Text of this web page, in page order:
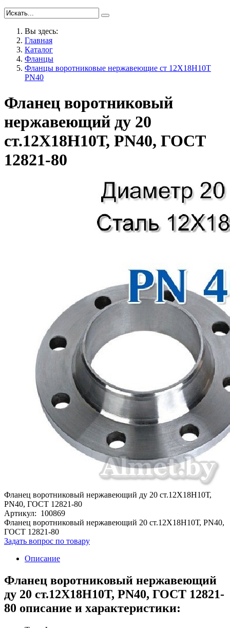
Вы здесь:
Главная
Каталог
Фланцы
Фланцы воротниковые нержавеющие ст 12Х18Н10Т
PN40
Фланец воротниковый
нержавеющий ду 20
ст.12Х18Н10Т, PN40, ГОСТ
12821-80
Фланец воротниковый нержавеющий ду 20 ст.12Х18Н10Т,
PN40, ГОСТ 12821-80
Артикул: 100869
Фланец воротниковый нержавеющий 20 ст.12Х18Н10Т, PN40,
ГОСТ 12821-80
Задать вопрос по товару
Описание
Фланец воротниковый нержавеющий
ду 20 ст.12Х18Н10Т, PN40, ГОСТ 12821-
80 описание и характеристики: